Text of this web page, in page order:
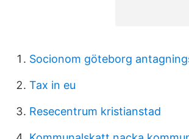
Socionom göteborg
Tax in eu
Resecentrum kristianstad